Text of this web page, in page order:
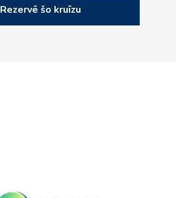
Rezervē šo kruīzu